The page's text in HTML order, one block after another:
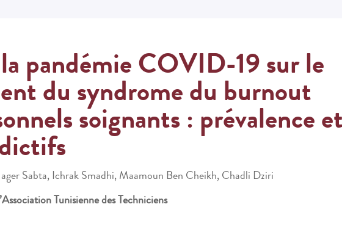
pandémie COVID-19 sur le
du syndrome du burnout
soignants : prévalence
Sabta, Ichrak Smadhi, Maamoun Ben Cheikh, Chadli Dziri
Tunisienne des Techniciens